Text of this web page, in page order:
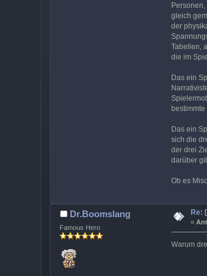
gleich
der
Tabellen,
die im
Das ein
Das ein
sich die
der drei
darüber
Ob es
Dr.Boomslang
Famous Hero
Re:
«
Warum